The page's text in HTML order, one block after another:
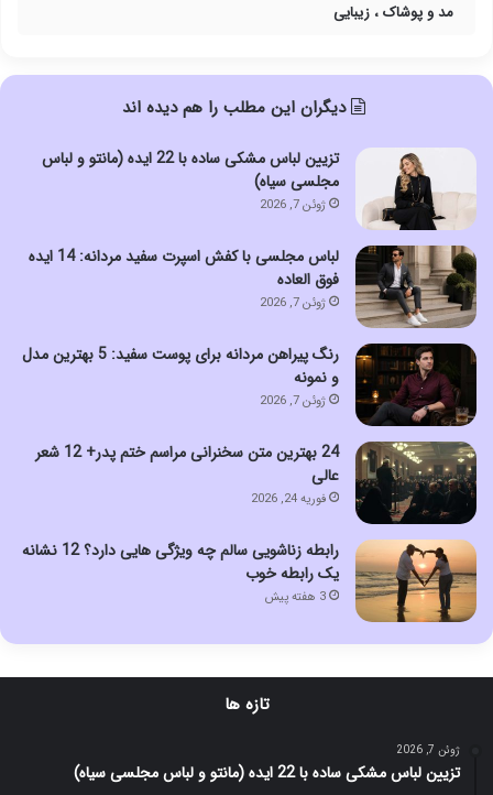
مد و پوشاک ، زیبایی
دیگران این مطلب را هم دیده اند
تزیین لباس مشکی ساده با 22 ایده (مانتو و لباس
مجلسی سیاه)
ژوئن 7, 2026
لباس مجلسی با کفش اسپرت سفید مردانه: 14 ایده
فوق العاده
ژوئن 7, 2026
رنگ پیراهن مردانه برای پوست سفید: 5 بهترین مدل
و نمونه
ژوئن 7, 2026
24 بهترین متن سخنرانی مراسم ختم پدر+ 12 شعر
عالی
فوریه 24, 2026
رابطه زناشویی سالم چه ویژگی هایی دارد؟ 12 نشانه
یک رابطه خوب
3 هفته پیش
تازه ها
ژوئن 7, 2026
تزیین لباس مشکی ساده با 22 ایده (مانتو و لباس مجلسی سیاه)